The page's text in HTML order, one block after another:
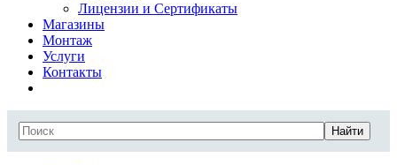
Лицензии и Сертификаты
Магазины
Монтаж
Услуги
Контакты
Найти